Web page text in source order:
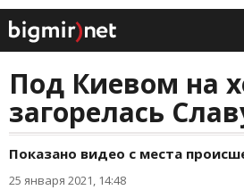
Под Киевом на
загорелась
Показано видео с места
25 января 2021, 14:48